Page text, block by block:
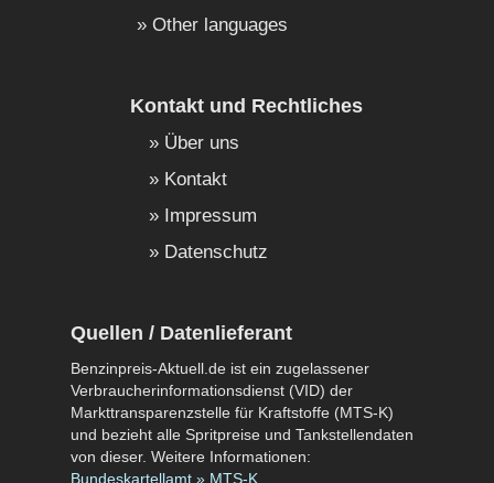
Other languages
Kontakt und Rechtliches
Über uns
Kontakt
Impressum
Datenschutz
Quellen / Datenlieferant
Benzinpreis-Aktuell.de ist ein zugelassener
Verbraucherinformationsdienst (VID) der
Markttransparenzstelle für Kraftstoffe (MTS-K)
und bezieht alle Spritpreise und Tankstellendaten
von dieser. Weitere Informationen:
Bundeskartellamt » MTS-K